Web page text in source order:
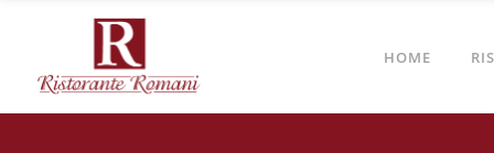
HOME